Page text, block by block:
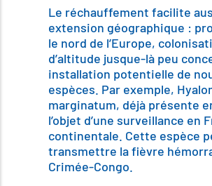
Le réchauffement facilite
extension géographique :
le nord de l’Europe,
d’altitude jusque-là peu
installation potentielle de
espèces. Par exemple,
marginatum, déjà présente
l’objet d’une surveillance en
continentale. Cette espèce
transmettre la fièvre
Crimée-Congo.